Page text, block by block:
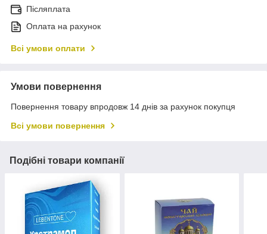
Післяплата
Оплата на рахунок
Всі умови оплати
Умови повернення
Повернення товару впродовж 14 днів за рахунок покупця
Всі умови повернення
Подібні товари компанії